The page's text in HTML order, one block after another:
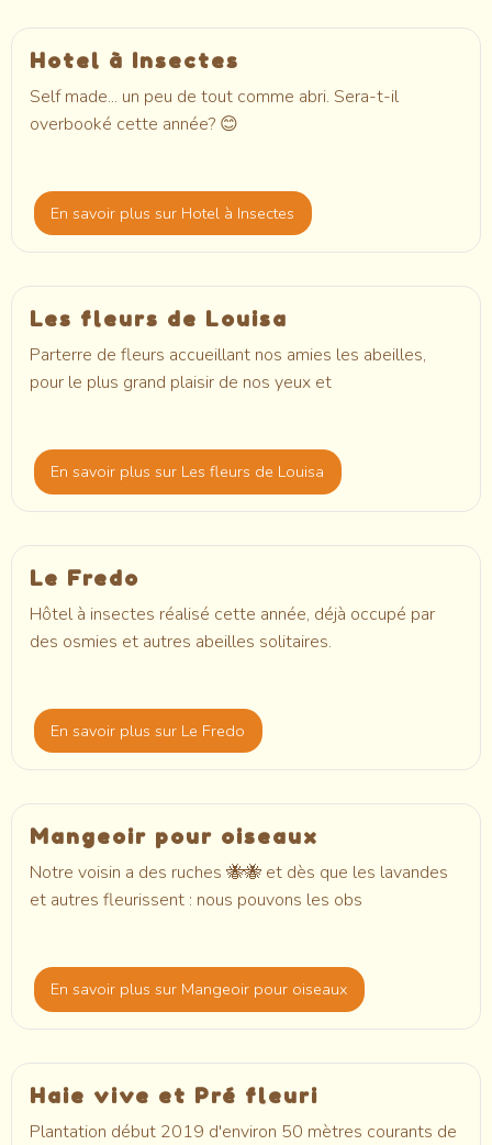
Hotel à Insectes
Self made... un peu de tout comme abri. Sera-t-il
overbooké cette année? 😊
En savoir plussur Hotel à Insectes
Les fleurs de Louisa
Parterre de fleurs accueillant nos amies les abeilles,
pour le plus grand plaisir de nos yeux et
En savoir plussur Les fleurs de Louisa
Le Fredo
Hôtel à insectes réalisé cette année, déjà occupé par
des osmies et autres abeilles solitaires.
En savoir plussur Le Fredo
Mangeoir pour oiseaux
Notre voisin a des ruches 🐝🐝 et dès que les lavandes
et autres fleurissent : nous pouvons les obs
En savoir plussur Mangeoir pour oiseaux
Haie vive et Pré fleuri
Plantation début 2019 d'environ 50 mètres courants de